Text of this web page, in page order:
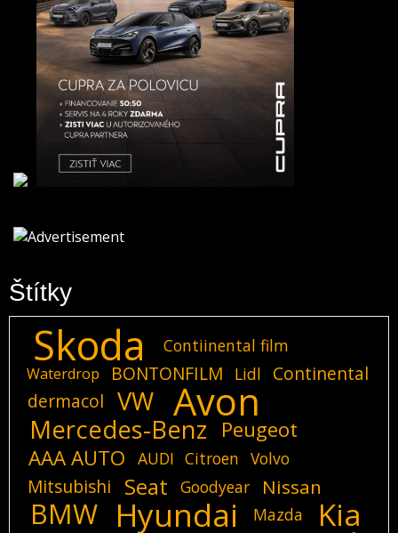
Štítky
Skoda Contiinental film
Waterdrop BONTONFILM Lidl
Continental
dermacol
VW Avon
Mercedes-Benz
Peugeot
AAA AUTO
AUDI Citroen Volvo
Mitsubishi Seat Goodyear Nissan
BMW Hyundai Mazda Kia